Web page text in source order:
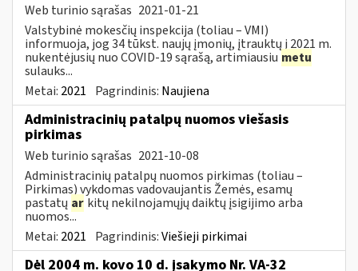
Web turinio sąrašas 2021-01-21
Valstybinė mokesčių inspekcija (toliau – VMI)
informuoja, jog 34 tūkst. naujų įmonių, įtrauktų į 2021 m.
nukentėjusių nuo COVID-19 sąrašą, artimiausiu metu
sulauks...
Metai: 2021 Pagrindinis: Naujiena
Administracinių patalpų nuomos viešasis
pirkimas
Web turinio sąrašas 2021-10-08
Administracinių patalpų nuomos pirkimas (toliau –
Pirkimas) vykdomas vadovaujantis Žemės, esamų
pastatų ar kitų nekilnojamųjų daiktų įsigijimo arba
nuomos...
Metai: 2021 Pagrindinis:Viešieji pirkimai
Dėl 2004 m. kovo 10 d. įsakymo Nr. VA-32